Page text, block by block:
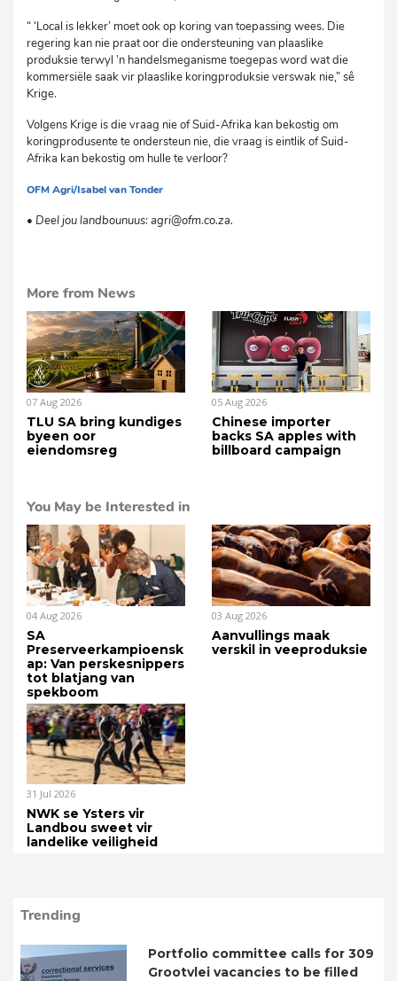
“ ‘Local is lekker’ moet ook op koring van toepassing wees. Die
regering kan nie praat oor die ondersteuning van plaaslike
produksie terwyl ’n handelsmeganisme toegepas word wat die
kommersiële saak vir plaaslike koringproduksie verswak nie,” sê
Krige.
Volgens Krige is die vraag nie of Suid-Afrika kan bekostig om
koringprodusente te ondersteun nie, die vraag is eintlik of Suid-
Afrika kan bekostig om hulle te verloor?
OFM Agri/Isabel van Tonder
• Deel jou landbounuus: agri@ofm.co.za.
More from News
07 Aug 2026
TLU SA bring kundiges
byeen oor
eiendomsreg
05 Aug 2026
Chinese importer
backs SA apples with
billboard campaign
You May be Interested in
04 Aug 2026
SA
Preserveerkampioensk
ap: Van perskesnippers
tot blatjang van
spekboom
03 Aug 2026
Aanvullings maak
verskil in veeproduksie
31 Jul 2026
NWK se Ysters vir
Landbou sweet vir
landelike veiligheid
Trending
Portfolio committee calls for 309
Grootvlei vacancies to be filled